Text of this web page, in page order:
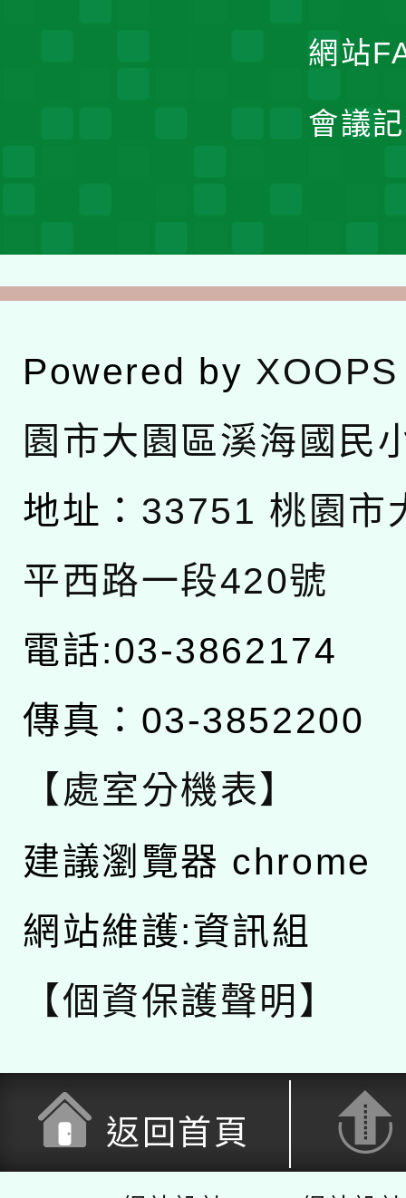
網站
會議
Powered by XOOPS
園市大園區溪海國民
地址： 33751 桃園市
平西路一段420號
電話:03-3862174
傳真：03-3852200
【處室分機表】
建議瀏覽器 chrome
網站維護:資訊組
【個資保護聲明】
返回首頁